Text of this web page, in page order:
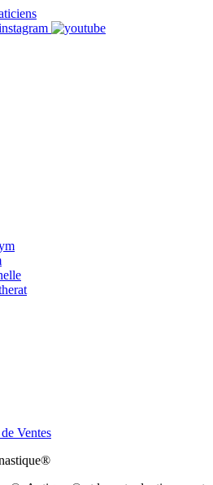
Ventes